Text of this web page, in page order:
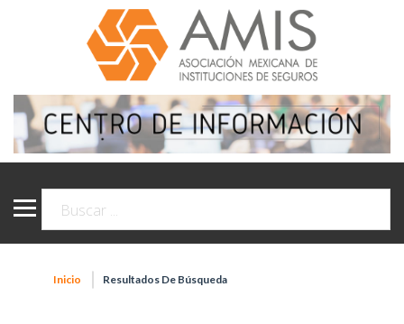
Inicio Resultados De Búsqueda